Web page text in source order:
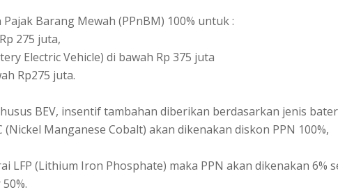
Barang Mewah (PPnBM) 100% untuk :
275 juta,
Electric Vehicle) di bawah Rp 375 juta
Rp275 juta.
BEV, insentif tambahan diberikan berdasarkan jenis
Manganese Cobalt) akan dikenakan diskon PPN 100%,
LFP (Lithium Iron Phosphate) maka PPN akan dikenakan 6%